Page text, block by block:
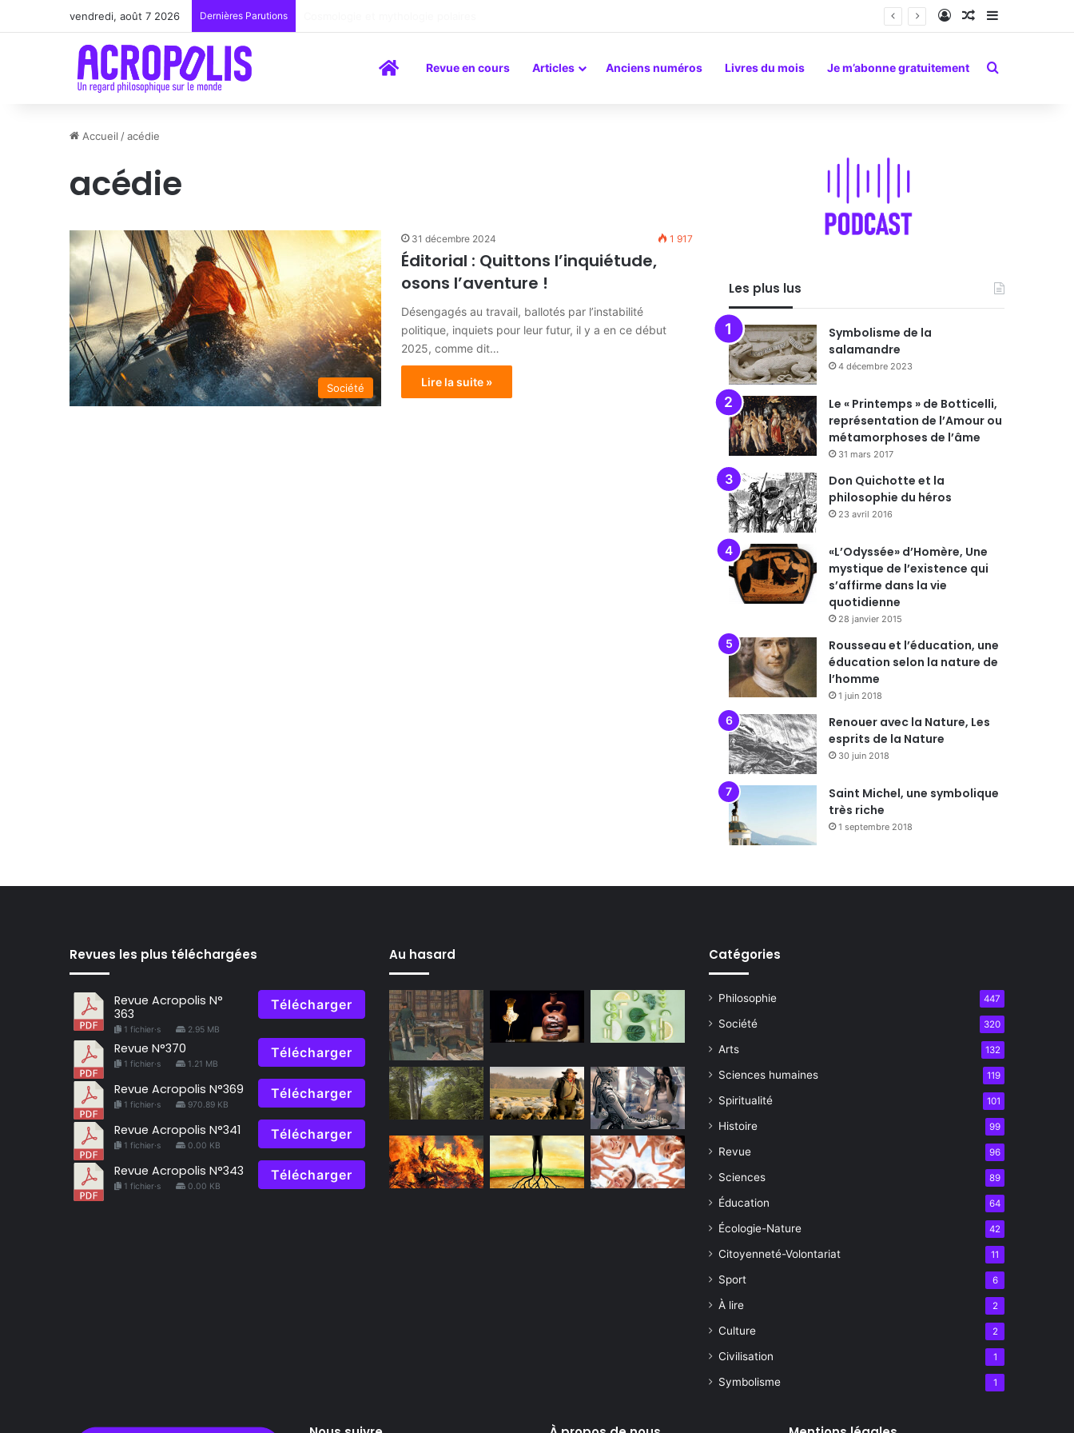
vendredi, août 7 2026 Dernières Parutions Connexion
Article Aléatoire
Sidebar
AccueilRevue en cours Articles Anciens numéros Livres du mois Je m’abonne gratuitement Rechercher
Accueil /acédie
acédie
Société
31 décembre 2024 1 917
Éditorial : Quittons l’inquiétude,
osons l’aventure !
Désengagés au travail, ballotés par l’instabilité
politique, inquiets pour leur futur, il y a en ce début
2025, comme dit…
Lire la suite »
Les plus lus
Symbolisme de la
salamandre
4 décembre 2023
Le « Printemps » de Botticelli,
représentation de l’Amour ou
métamorphoses de l’âme
31 mars 2017
Don Quichotte et la
philosophie du héros
23 avril 2016
«L’Odyssée» d’Homère, Une
mystique de l’existence qui
s’affirme dans la vie
quotidienne
28 janvier 2015
Rousseau et l’éducation, une
éducation selon la nature de
l’homme
1 juin 2018
Renouer avec la Nature, Les
esprits de la Nature
30 juin 2018
Saint Michel, une symbolique
très riche
1 septembre 2018
Revues les plus téléchargées
Revue Acropolis N°
363
1 fichier·s 2.95 MB
Télécharger
Revue N°370
1 fichier·s 1.21 MB
Télécharger
Revue Acropolis N°369
1 fichier·s 970.89 KB
Télécharger
Revue Acropolis N°341
1 fichier·s 0.00 KB
Télécharger
Revue Acropolis N°343
1 fichier·s 0.00 KB
Télécharger
Au hasard Catégories
Philosophie 447
Société 320
Arts 132
Sciences humaines 119
Spiritualité 101
Histoire 99
Revue 96
Sciences 89
Éducation 64
Écologie-Nature 42
Citoyenneté-Volontariat 11
Sport 6
À lire 2
Culture 2
Civilisation 1
Symbolisme 1